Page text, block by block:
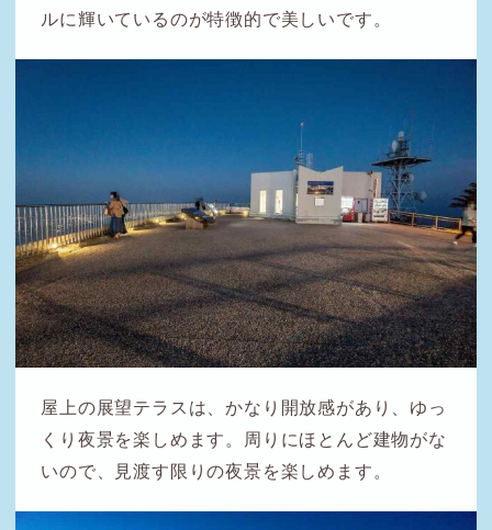
ルに輝いているのが特徴的で美しいです。
屋上の展望テラスは、かなり開放感があり、ゆっ
くり夜景を楽しめます。周りにほとんど建物がな
いので、見渡す限りの夜景を楽しめます。